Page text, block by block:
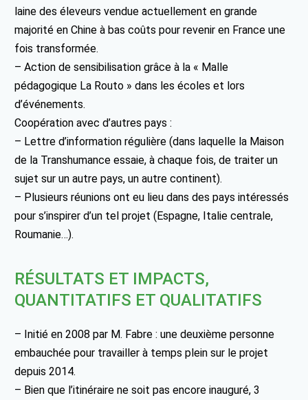
laine des éleveurs vendue actuellement en grande
majorité en Chine à bas coûts pour revenir en France une
fois transformée.
– Action de sensibilisation grâce à la « Malle
pédagogique La Routo » dans les écoles et lors
d’événements.
Coopération avec d’autres pays :
– Lettre d’information régulière (dans laquelle la Maison
de la Transhumance essaie, à chaque fois, de traiter un
sujet sur un autre pays, un autre continent).
– Plusieurs réunions ont eu lieu dans des pays intéressés
pour s’inspirer d’un tel projet (Espagne, Italie centrale,
Roumanie…).
RÉSULTATS ET IMPACTS,
QUANTITATIFS ET QUALITATIFS
– Initié en 2008 par M. Fabre : une deuxième personne
embauchée pour travailler à temps plein sur le projet
depuis 2014.
– Bien que l’itinéraire ne soit pas encore inauguré, 3